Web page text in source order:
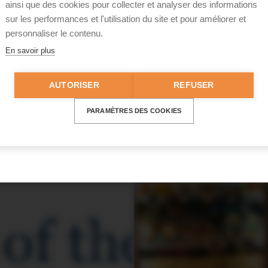
?
ingredients/cinq-opportunites-de-surfer-sur-
ainsi que des cookies pour collecter et analyser des informations
sur les performances et l'utilisation du site et pour améliorer et
personnaliser le contenu.
En savoir plus
AUTORISER REFUSER
PARAMÈTRES DES COOKIES